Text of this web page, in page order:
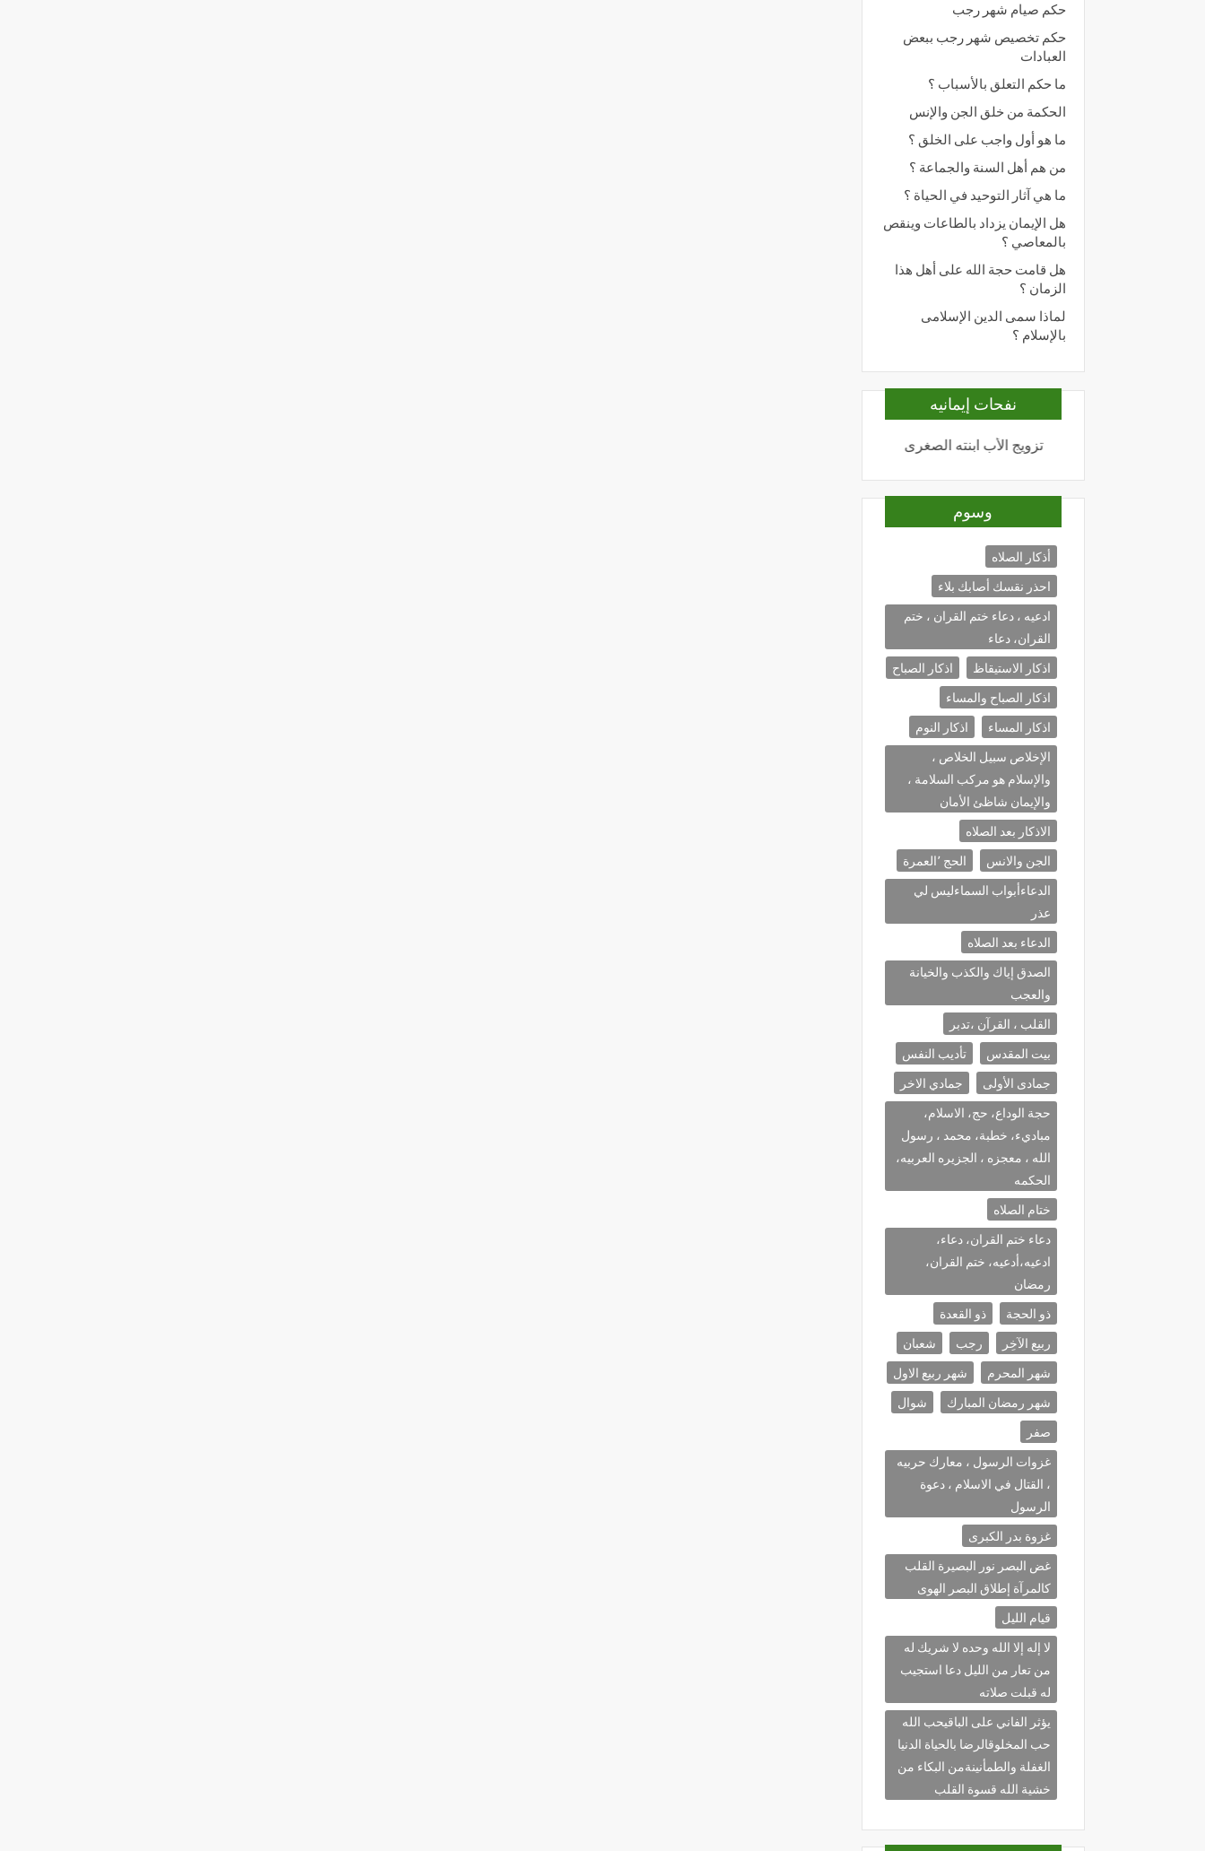
حكم صيام شهر رجب
حكم تخصيص شهر رجب ببعض
العبادات
ما حكم التعلق بالأسباب ؟
الحكمة من خلق الجن والإنس
ما هو أول واجب على الخلق ؟
من هم أهل السنة والجماعة ؟
ما هي آثار التوحيد في الحياة ؟
هل الإيمان يزداد بالطاعات وينقص
بالمعاصي ؟
هل قامت حجة الله على أهل هذا
الزمان ؟
لماذا سمى الدين الإسلامى
بالإسلام ؟
نفحات إيمانيه
تزويج الأب ابنته الصغرى
وسوم
أذكار الصلاه
احذر نقسك أصابك بلاء
ادعيه ، دعاء ختم القران ، ختم
القران، دعاء
اذكار الاستيقاظ
اذكار الصباح
اذكار الصباح والمساء
اذكار المساء
اذكار النوم
الإخلاص سبيل الخلاص ،
والإسلام هو مركب السلامة ،
والإيمان شاظئ الأمان
الاذكار بعد الصلاه
الجن والانس
الحج ٬العمرة
الدعاءأبواب السماءليس لي
عذر
الدعاء بعد الصلاه
الصدق إياك والكذب والخيانة
والعجب
القلب ، القرآن ،تدبر
بيت المقدس
تأديب النفس
جمادى الأولى
جمادي الاخر
حجة الوداع، حج، الاسلام،
مباديء، خطبة، محمد ، رسول
الله ، معجزه ، الجزيره العربيه،
الحكمه
ختام الصلاه
دعاء ختم القران، دعاء،
ادعيه،أدعيه، ختم القران،
رمضان
ذو الحجة
ذو القعدة
ربيع الآخِر
رجب
شعبان
شهر المحرم
شهر ربيع الاول
شهر رمضان المبارك
شوال
صفر
غزوات الرسول ، معارك حربيه
، القتال في الاسلام ، دعوة
الرسول
غزوة بدر الكبرى
غض البصر نور البصيرة القلب
كالمرآة إطلاق البصر الهوى
قيام الليل
لا إله إلا الله وحده لا شريك له
من تعار من الليل دعا استجيب
له قبلت صلاته
يؤثر الفاني على الباقيحب الله
حب المخلوقالرضا بالحياة الدنيا
الغفلة والطمأنينةمن البكاء من
خشية الله قسوة القلب